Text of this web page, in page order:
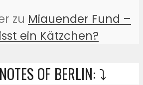
zu Miauender Fund –
ein Kätzchen?
OF BERLIN: ⤵️